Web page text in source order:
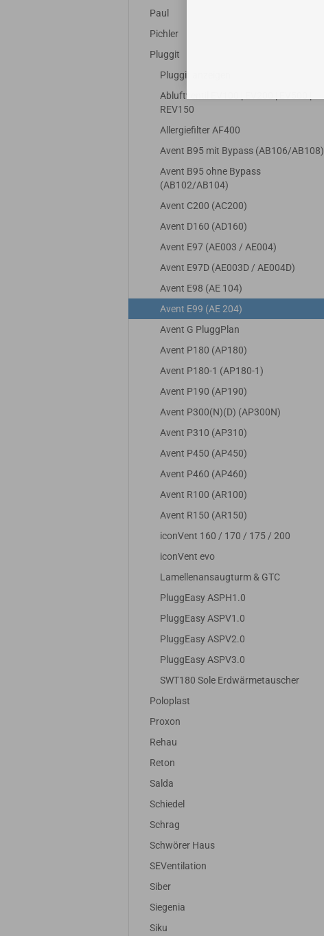
Paul
Pichler
Pluggit
Pluggit anzeigen
Abluftventil EV100 | EV200 | EV500 |
REV150
Allergiefilter AF400
Avent B95 mit Bypass (AB106/AB108)
Avent B95 ohne Bypass
(AB102/AB104)
Avent C200 (AC200)
Avent D160 (AD160)
Avent E97 (AE003 / AE004)
Avent E97D (AE003D / AE004D)
Avent E98 (AE 104)
Avent E99 (AE 204)
Avent G PluggPlan
Avent P180 (AP180)
Avent P180-1 (AP180-1)
Avent P190 (AP190)
Avent P300(N)(D) (AP300N)
Avent P310 (AP310)
Avent P450 (AP450)
Avent P460 (AP460)
Avent R100 (AR100)
Avent R150 (AR150)
iconVent 160 / 170 / 175 / 200
iconVent evo
Lamellenansaugturm & GTC
PluggEasy ASPH1.0
PluggEasy ASPV1.0
PluggEasy ASPV2.0
PluggEasy ASPV3.0
SWT180 Sole Erdwärmetauscher
Poloplast
Proxon
Rehau
Reton
Salda
Schiedel
Schrag
Schwörer Haus
SEVentilation
Siber
Siegenia
Siku